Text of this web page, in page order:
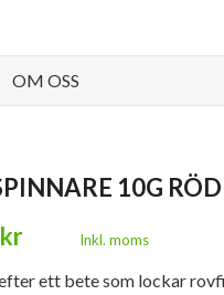
OM OSS
10G
Inkl. moms
ett bete som lockar